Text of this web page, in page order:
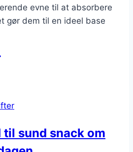
evne til at absorbere
gør dem til en ideel base
til sund snack om